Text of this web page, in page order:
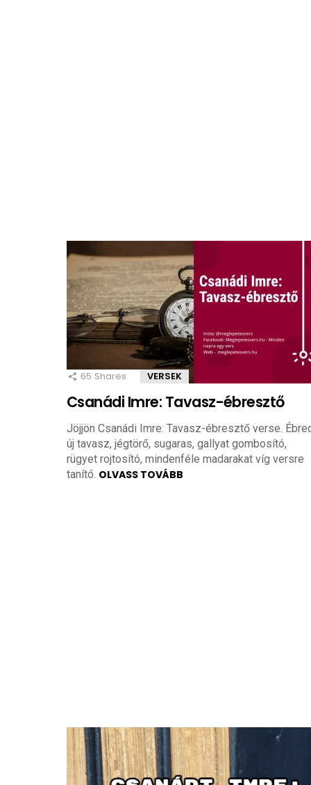
65 Shares VERSEK
Csanádi Imre: Tavasz-ébresztő
Jöjjön Csanádi Imre: Tavasz-ébresztő verse.
új tavasz, jégtörő, sugaras, gallyat gombosító,
rügyet rojtosító, mindenféle madarakat víg versre
tanító. OLVASS TOVÁBB